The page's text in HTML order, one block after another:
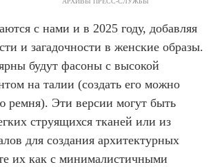
с нами и в 2025 году, добавляя
и загадочности в женские образы.
будут фасоны с высокой
на талии (создать его можно
ремня). Эти версии могут быть
струящихся тканей или из
для создания архитектурных
их как с минималистичными